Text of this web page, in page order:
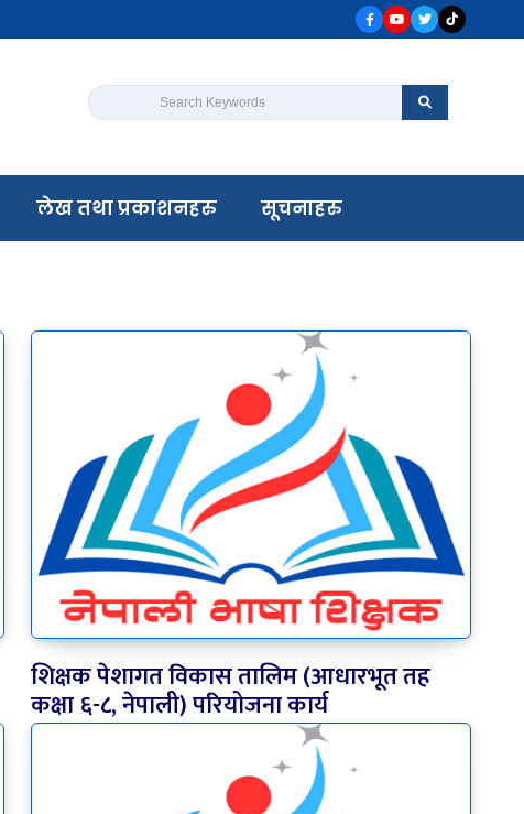
Search Keywords
लेख तथा प्रकाशनहरु सूचनाहरु
शिक्षक पेशागत विकास तालिम (आधारभूत तह
कक्षा ६-८, नेपाली) परियोजना कार्य